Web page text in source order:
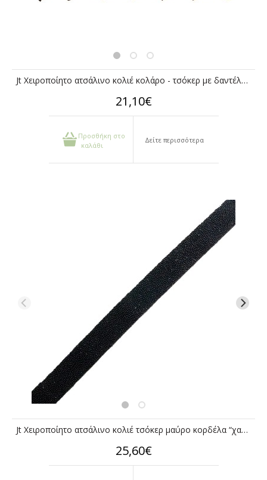
Jt Χειροποίητο ατσάλινο κολιέ κολάρο - τσόκερ με δαντέλα μαύρη
21,10€
Προσθήκη στο
καλάθι
Δείτε περισσότερα
Jt Χειροποίητο ατσάλινο κολιέ τσόκερ μαύρο κορδέλα “χαβιάρι”
25,60€